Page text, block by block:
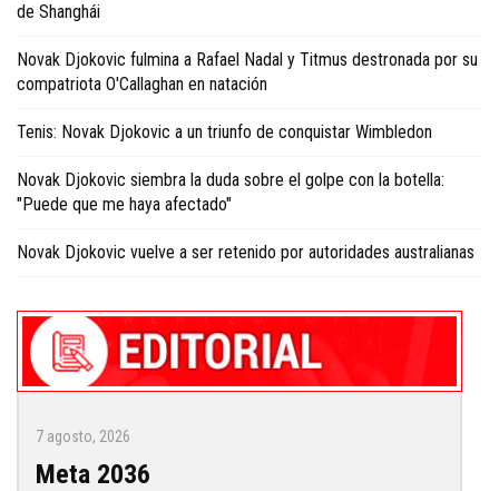
de Shanghái
Novak Djokovic fulmina a Rafael Nadal y Titmus destronada por su
compatriota O'Callaghan en natación
Tenis: Novak Djokovic a un triunfo de conquistar Wimbledon
Novak Djokovic siembra la duda sobre el golpe con la botella:
"Puede que me haya afectado"
Novak Djokovic vuelve a ser retenido por autoridades australianas
7 agosto, 2026
Meta 2036